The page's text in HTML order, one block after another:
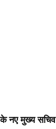
नए मुख्य सचिव